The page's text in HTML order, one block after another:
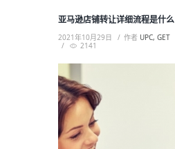
亚马逊店铺转让详细流程是什么
2021年10月29日 作者 UPC, GET
2141